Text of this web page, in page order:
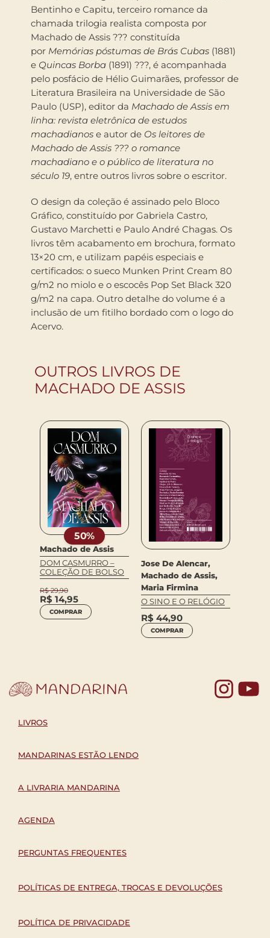
Bentinho e Capitu, terceiro romance da
chamada trilogia realista composta por
Machado de Assis ??? constituída
por Memórias póstumas de Brás Cubas (1881)
e Quincas Borba (1891) ???, é acompanhada
pelo posfácio de Hélio Guimarães, professor de
Literatura Brasileira na Universidade de São
Paulo (USP), editor da Machado de Assis em
linha: revista eletrônica de estudos
machadianos e autor de Os leitores de
Machado de Assis ??? o romance
machadiano e o público de literatura no
século 19, entre outros livros sobre o escritor.
O design da coleção é assinado pelo Bloco
Gráfico, constituído por Gabriela Castro,
Gustavo Marchetti e Paulo André Chagas. Os
livros têm acabamento em brochura, formato
13×20 cm, e utilizam papéis especiais e
certificados: o sueco Munken Print Cream 80
g/m2 no miolo e o escocês Pop Set Black 320
g/m2 na capa. Outro detalhe do volume é a
inclusão de um fitilho bordado com o logo do
Acervo.
OUTROS LIVROS DE
MACHADO DE ASSIS
50%
Machado de Assis
DOM CASMURRO –
COLEÇÃO DE BOLSO
R$29,90
R$ 14,95
COMPRAR
Jose De Alencar,
Machado de Assis,
Maria Firmina
O SINO E O RELÓGIO
R$ 44,90
COMPRAR
LIVROS
MANDARINAS ESTÃO LENDO
A LIVRARIA MANDARINA
AGENDA
PERGUNTAS FREQUENTES
POLÍTICAS DE ENTREGA, TROCAS E DEVOLUÇÕES
POLÍTICA DE PRIVACIDADE